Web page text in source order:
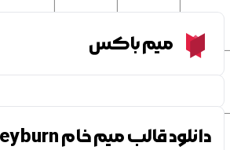
Meme Boxمیم باکس
دانلود قالب میم خام joker money burn